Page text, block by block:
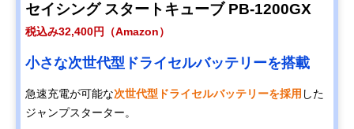
セイシング スタートキューブ PB-1200GX
税込み32,400円（Amazon）
小さな次世代型ドライセルバッテリーを搭載
急速充電が可能な次世代型ドライセルバッテリーを採用 した
ジャンプスターター。